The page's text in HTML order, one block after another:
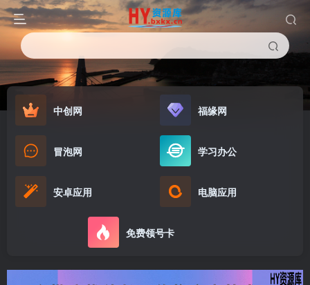
中创网 福缘网
冒泡网 学习办公
安卓应用 电脑应用
免费领号卡